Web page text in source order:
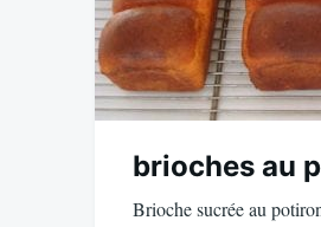
brioches au
Brioche sucrée au